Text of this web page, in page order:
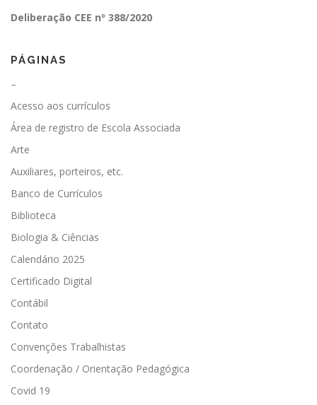
Deliberação CEE nº 388/2020
PÁGINAS
–
Acesso aos currículos
Área de registro de Escola Associada
Arte
Auxiliares, porteiros, etc.
Banco de Currículos
Biblioteca
Biologia & Ciências
Calendário 2025
Certificado Digital
Contábil
Contato
Convenções Trabalhistas
Coordenação / Orientação Pedagógica
Covid 19